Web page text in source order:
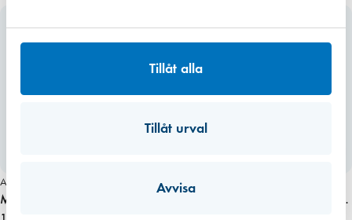
Tillåt alla
Tillåt urval
Avvisa
Art. nr 6477
Munstyckshållare gängad
Art. nr 2895